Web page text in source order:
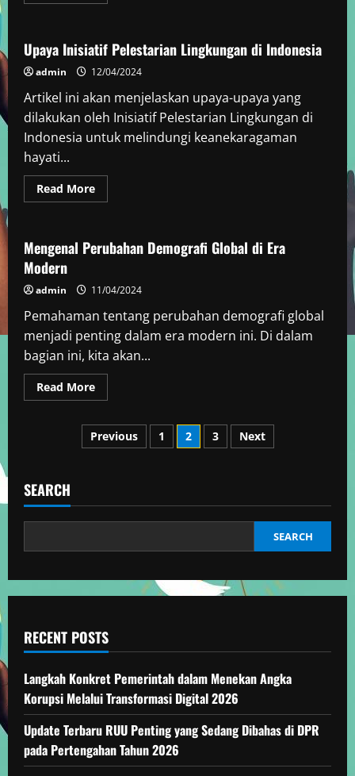
Pasar
Global
Terkini
Berita Negara Berkembang
Upaya Inisiatif Pelestarian Lingkungan di Indonesia
admin 12/04/2024
Artikel ini akan menjelaskan upaya-upaya yang
dilakukan oleh Inisiatif Pelestarian Lingkungan di
Indonesia untuk melindungi keanekaragaman
hayati...
Read MoreRead
more
Pelestarian
Lingkungan
Berita Negara Berkembang
Mengenal Perubahan Demografi Global di Era
Modern
admin 11/04/2024
Pemahaman tentang perubahan demografi global
menjadi penting dalam era modern ini. Di dalam
bagian ini, kita akan...
Read MoreRead
more
Perubahan
Demografi
Global
Posts
Previous 1 2 3 Next
SEARCH
SEARCH
RECENT POSTS
Langkah Konkret Pemerintah dalam Menekan Angka
Korupsi Melalui Transformasi Digital 2026
Update Terbaru RUU Penting yang Sedang Dibahas di DPR
pada Pertengahan Tahun 2026